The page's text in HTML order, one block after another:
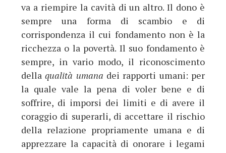
va a riempire la cavità di un altro. Il dono è
sempre una forma di scambio e di
corrispondenza il cui fondamento non è la
ricchezza o la povertà. Il suo fondamento è
sempre, in vario modo, il riconoscimento
dellaqualità umana dei rapporti umani: per
la quale vale la pena di voler bene e di
soffrire, di imporsi dei limiti e di avere il
coraggio di superarli, di accettare il rischio
della relazione propriamente umana e di
apprezzare la capacità di onorare i legami